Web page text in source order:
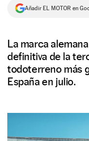
NEWSLETTER
Añadir EL MOTOR en
La marca
definitiva de la
todoterreno más
España en julio.